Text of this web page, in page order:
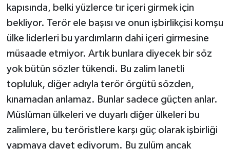
kapısında, belki yüzlerce tır içeri girmek için
bekliyor. Terör ele başısı ve onun işbirlikçisi komşu
ülke liderleri bu yardımların dahi içeri girmesine
müsaade etmiyor. Artık bunlara diyecek bir söz
yok bütün sözler tükendi. Bu zalim lanetli
topluluk, diğer adıyla terör örgütü sözden,
kınamadan anlamaz. Bunlar sadece güçten anlar.
Müslüman ülkeleri ve duyarlı diğer ülkeleri bu
zalimlere, bu teröristlere karşı güç olarak işbirliği
yapmaya davet ediyorum. Bu zulüm ancak